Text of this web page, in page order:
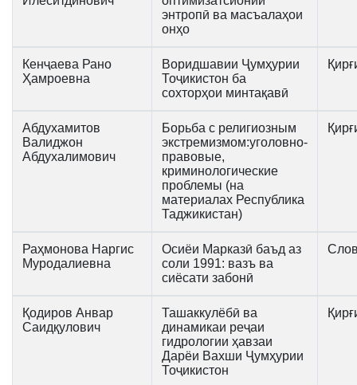
энтропӣ ва масъалаҳои
онҳо
Кенҷаева Рано
Ҳамроевна
Воридшавии Ҷумҳурии
Тоҷикистон ба
сохторҳои минтақавӣ
Абдухамитов
Валиджон
Абдухалимович
Борьба с религиозным
экстремизмом:уголовно-
правовые,
криминологические
проблемы (на
материалах Республика
Таджикистан)
Раҳмонова Наргис
Муродалиевна
Осиёи Марказӣ баъд аз
соли 1991: вазъ ва
сиёсати забонӣ
Қодиров Анвар
Саидқулович
Ташаккулёбӣ ва
динамикаи реҷаи
гидрологии ҳавзаи
Дарёи Вахши Ҷумҳурии
Тоҷикистон